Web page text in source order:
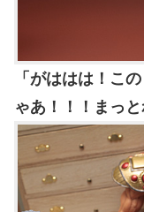
「がははは！こ
ゃあ！！！まっ